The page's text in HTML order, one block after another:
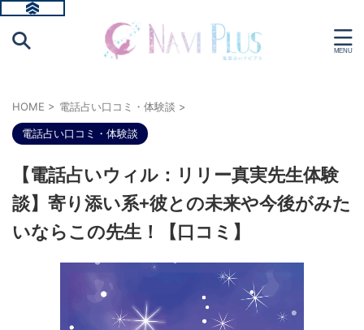
HOME > 電話占い口コミ・体験談 >
電話占い口コミ・体験談
【電話占いウィル：リリー真実先生体験
談】寄り添い系+彼との未来や今後がみた
いならこの先生！【口コミ】